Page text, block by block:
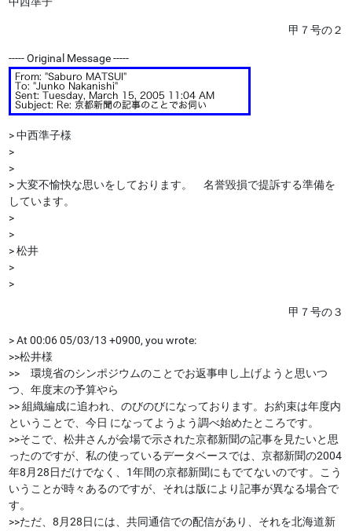
甲７号の２
----- Original Message -----
> 中西準子様
>
>
> 大変不愉快な思いをしております。 名誉毀損で提訴する準備を
しています。
>
>
> 松井
>
>
甲７号の３
> At 00:06 05/03/13 +0900, you wrote:
>>松井様
>> 環境省のシンポジウムのことでお返事申し上げようと思いつ
つ、年度末の予算やら
>> 組織編成に追われ、のびのびになっております。お約束は年度内
ということで、今日 になってようよう調べ始めたところです。
>>そこで、松井さんが会場で示された京都新聞の記事を見たいと思
ったのですが、私の使っているデータベースでは、京都新聞の2004
年8月28日だけでなく、1年間の京都新聞にもでてないのです。こう
いうことが時々あるのですが、それは版により記事が異なる場合で
す。
>>ただ、8月28日には、共同通信での配信があり、それを北海道新